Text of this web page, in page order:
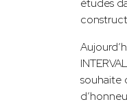
études
souhaite